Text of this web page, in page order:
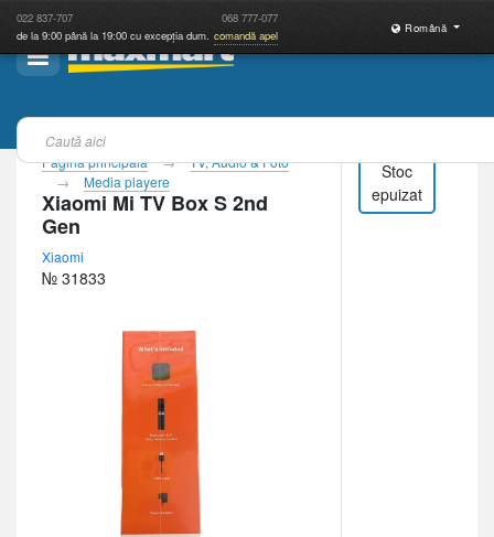
022 837-707 068 777-077
de la 9:00 până la 19:00 cu excepția dum. comandă apel
Română
Pagina principală
TV, Audio & Foto
Media playere
Xiaomi Mi TV Box S 2nd
Gen
Xiaomi
№ 31833
Stoc
epuizat